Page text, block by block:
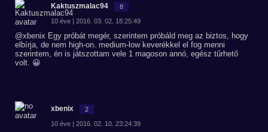
Kaktuszmalac94 8
10 éve | 2016. 03. 02. 18:25:49
@xbenix Egy próbát megér, szerintem próbáld meg az biztos, hogy
elbírja, de nem high-on. medium-low keverékkel el fog menni
szerintem, én is játszottam vele 1 magoson annó, egész tűrhető
volt. 😀
xbenix 2
10 éve | 2016. 02. 10. 23:24:39